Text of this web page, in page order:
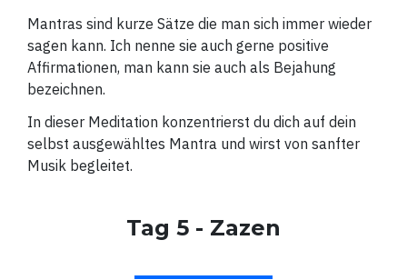
Mantras sind kurze Sätze die man sich immer wieder
sagen kann. Ich nenne sie auch gerne positive
Affirmationen, man kann sie auch als Bejahung
bezeichnen.
In dieser Meditation konzentrierst du dich auf dein
selbst ausgewähltes Mantra und wirst von sanfter
Musik begleitet.
Tag 5 - Zazen